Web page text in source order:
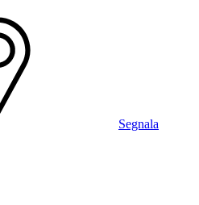
Segnala